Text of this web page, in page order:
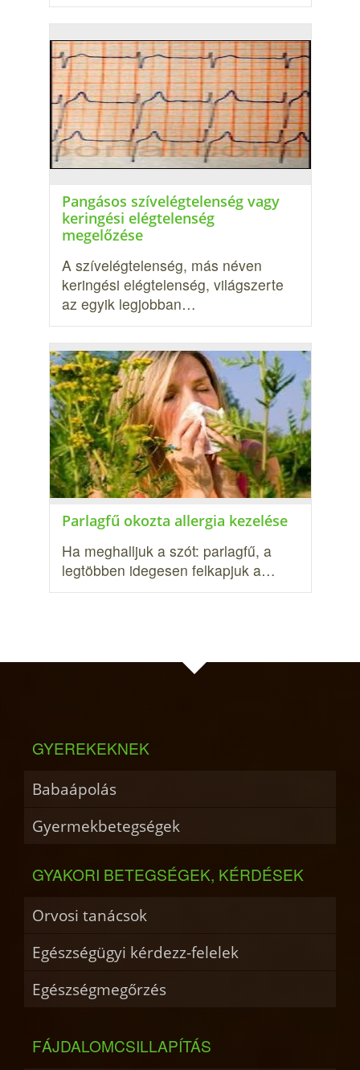
Pangásos szívelégtelenség vagy
keringési elégtelenség
megelőzése
A szívelégtelenség, más néven
keringési elégtelenség, világszerte
az egyik legjobban…
Parlagfű okozta allergia kezelése
Ha meghalljuk a szót: parlagfű, a
legtöbben idegesen felkapjuk a…
GYEREKEKNEK
Babaápolás
Gyermekbetegségek
GYAKORI BETEGSÉGEK, KÉRDÉSEK
Orvosi tanácsok
Egészségügyi kérdezz-felelek
Egészségmegőrzés
FÁJDALOMCSILLAPÍTÁS